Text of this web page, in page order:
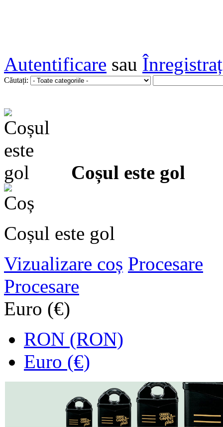
Autentificare sau
Căutați:
Coșul este gol
Coșul este gol
Vizualizare coș Procesare
Procesare
Euro (€)
RON (RON)
Euro (€)